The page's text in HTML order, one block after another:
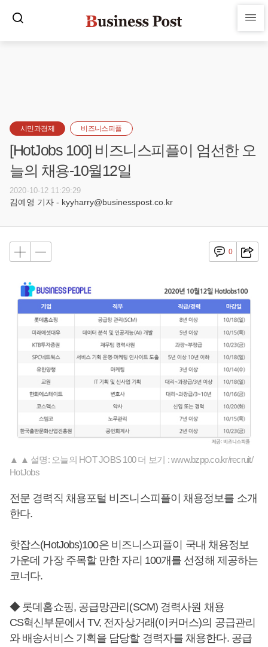
시민과경제 비즈니스피플
[HotJobs 100] 비즈니스피플이 엄선한 오
늘의 채용-10월12일
2020-10-12 11:29:29
김예영 기자 - kyyharry@businesspost.co.kr
0
▲ ▲ 설명: 오늘의 HOT JOBS 100 더 보기 : www.bzpp.co.kr/recruit/
HotJobs
전문 경력직 채용포털 비즈니스피플이 채용정보를 소개
한다.
핫잡스(HotJobs)100은 비즈니스피플이 국내 채용정보
가운데 가장 주목할 만한 자리 100개를 선정해 제공하는
코너다.
◆ 롯데홈쇼핑, 공급망관리(SCM) 경력사원 채용
CS혁신부문에서 TV, 전자상거래(이커머스)의 공급관리
와 배송서비스 기획을 담당할 경력자를 채용한다. 공급